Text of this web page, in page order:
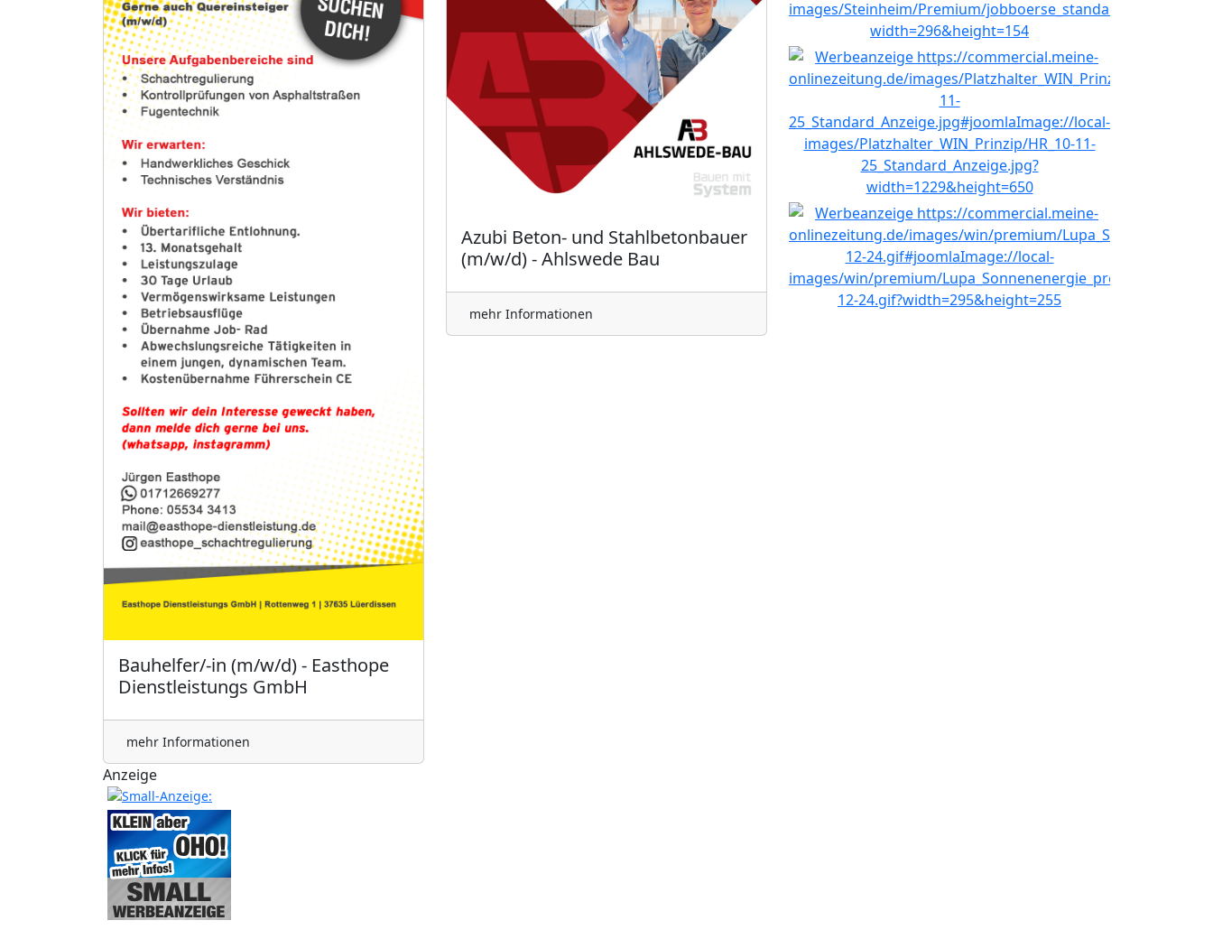
Bauhelfer/-in (m/w/d) - Easthope
Dienstleistungs GmbH
mehr Informationen
Azubi Beton- und Stahlbetonbauer
(m/w/d) - Ahlswede Bau
mehr Informationen
Anzeige